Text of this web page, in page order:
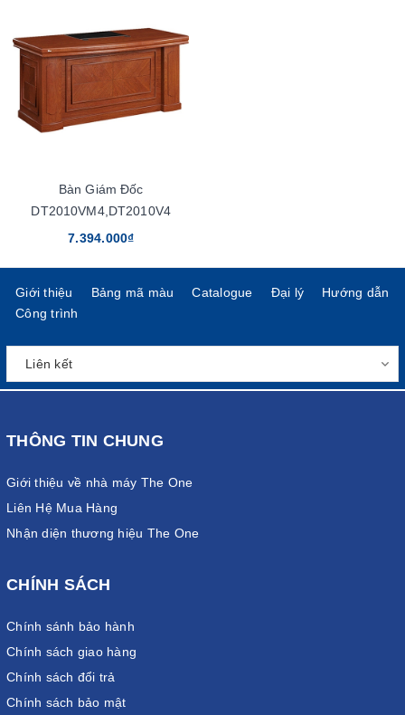
Bàn Giám Đốc
DT2010VM4,DT2010V4
7.394.000₫
Giới thiệu Bảng mã màu Catalogue Đại lý
Hướng dẫn
Công trình
THÔNG TIN CHUNG
Giới thiệu về nhà máy The One
Liên Hệ Mua Hàng
Nhận diện thương hiệu The One
CHÍNH SÁCH
Chính sánh bảo hành
Chính sách giao hàng
Chính sách đổi trả
Chính sách bảo mật